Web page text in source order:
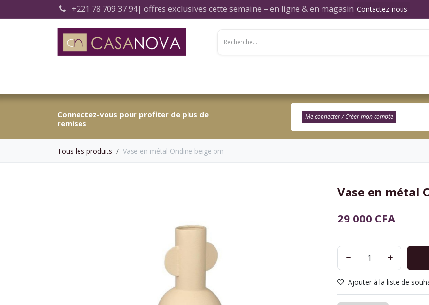
+221 78 709 37 94| offres exclusives cette semaine – en ligne & en magasin Contactez-nous
Connectez-vous pour profiter de plus de
remises
Me connecter / Créer mon compte​
Tous les produits Vase en métal Ondine beige pm
Vase en métal
29 000 CFA
Ajouter à la liste de